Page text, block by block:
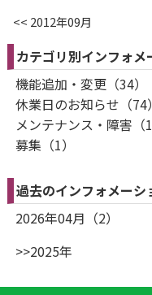
<< 2012年09月
カテゴリ別インフォメ
機能追加・変更（34）
休業日のお知らせ（74）
メンテナンス・障害（
募集（1）
過去のインフォメーシ
2026年04月（2）
>>2025年